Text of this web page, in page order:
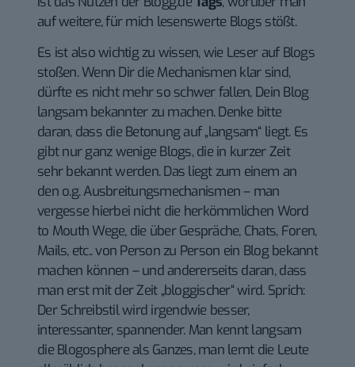
auf weitere, für mich lesenswerte Blogs stößt.
Es ist also wichtig zu wissen, wie Leser auf Blogs
stoßen. Wenn Dir die Mechanismen klar sind,
dürfte es nicht mehr so schwer fallen, Dein Blog
langsam bekannter zu machen. Denke bitte
daran, dass die Betonung auf „langsam“ liegt. Es
gibt nur ganz wenige Blogs, die in kurzer Zeit
sehr bekannt werden. Das liegt zum einem an
den o.g. Ausbreitungsmechanismen – man
vergesse hierbei nicht die herkömmlichen Word
to Mouth Wege, die über Gespräche, Chats, Foren,
Mails, etc.. von Person zu Person ein Blog bekannt
machen können – und andererseits daran, dass
man erst mit der Zeit „bloggischer“ wird. Sprich:
Der Schreibstil wird irgendwie besser,
interessanter, spannender. Man kennt langsam
die Blogosphere als Ganzes, man lernt die Leute